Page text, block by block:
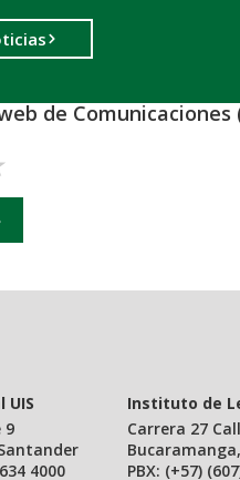
de Comunicaciones